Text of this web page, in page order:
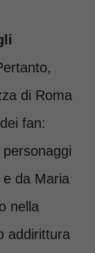
di Roma
fan:
da Maria
nella
addirittura